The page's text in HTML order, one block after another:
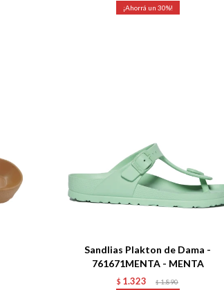
30
Sandlias Plakton de Dama -
761671MENTA - MENTA
$ 1.323 $ 1.890